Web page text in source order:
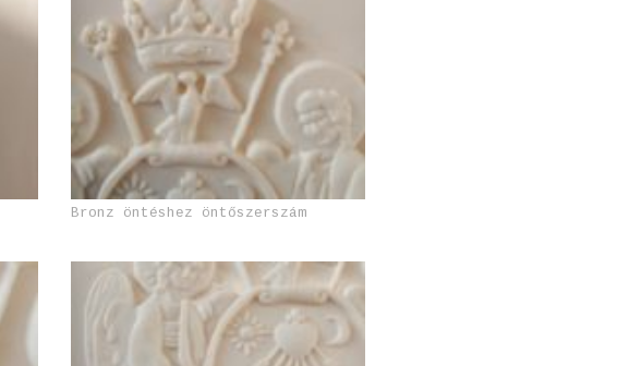
Bronz öntéshez öntőszerszám